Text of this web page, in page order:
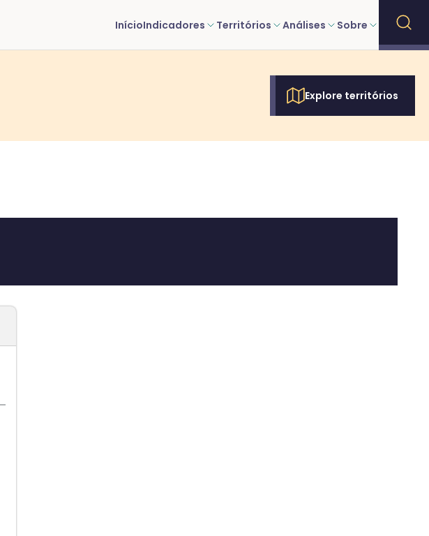
InícioIndicadores Territórios Análises Sobre
Explore territórios